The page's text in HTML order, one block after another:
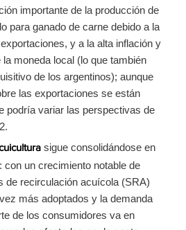
importante de la producción de
para ganado de carne debido a la
y a la alta inflación y
moneda local (lo que también
de los argentinos); aunque
las exportaciones se están
podría variar las perspectivas de
sigue consolidándose en
un crecimiento notable de
de recirculación acuícola (SRA)
más adoptados y la demanda
de los consumidores va en